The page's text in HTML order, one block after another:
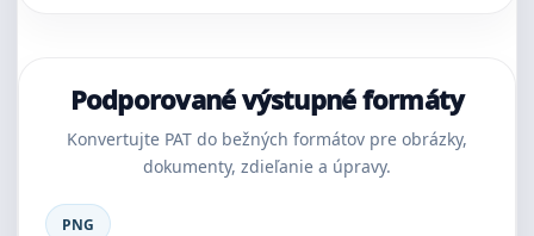
Podporované výstupné formáty
Konvertujte PAT do bežných formátov pre obrázky,
dokumenty, zdieľanie a úpravy.
PNG